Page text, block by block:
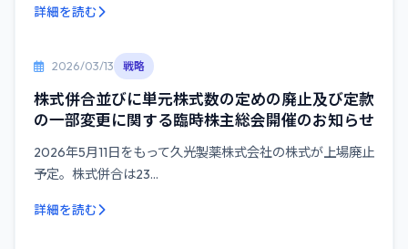
詳細を読む
2026/03/13 戦略
株式併合並びに単元株式数の定めの廃止及び定款
の一部変更に関する臨時株主総会開催のお知らせ
2026年5月11日をもって久光製薬株式会社の株式が上場廃止
予定。株式併合は23...
詳細を読む